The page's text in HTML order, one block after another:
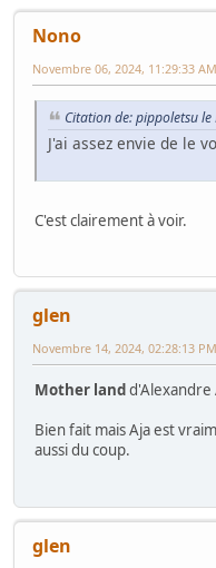
Nono
Novembre 06, 2024, 11:29:33 AM
Citation de: pippoletsu
J'ai assez envie de le
C'est clairement à voir.
glen
Novembre 14, 2024, 02:28:13 PM
Mother landd'Alexandre
Bien fait mais Aja est
aussi du coup.
glen